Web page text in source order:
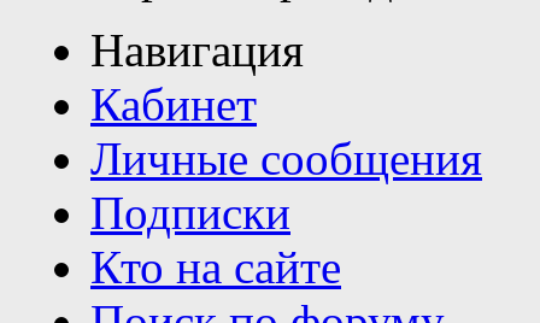
Навигация
Кабинет
Личные сообщения
Подписки
Кто на сайте